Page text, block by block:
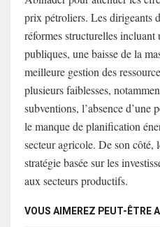
prix pétroliers. Les dirigeants
réformes structurelles incluant
publiques, une baisse de la
meilleure gestion des
plusieurs faiblesses,
subventions, l’absence d’une
le manque de planification
secteur agricole. De son côté,
stratégie basée sur les
aux secteurs productifs.
VOUS AIMEREZ PEUT-ÊTRE